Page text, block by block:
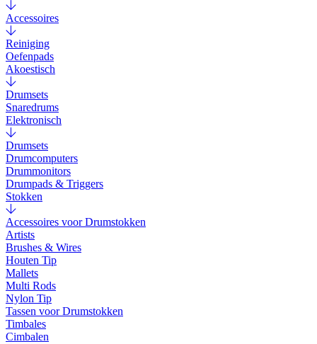
Accessoires
Reiniging
Oefenpads
Akoestisch
Drumsets
Snaredrums
Elektronisch
Drumsets
Drumcomputers
Drummonitors
Drumpads & Triggers
Stokken
Accessoires voor Drumstokken
Artists
Brushes & Wires
Houten Tip
Mallets
Multi Rods
Nylon Tip
Tassen voor Drumstokken
Timbales
Cimbalen